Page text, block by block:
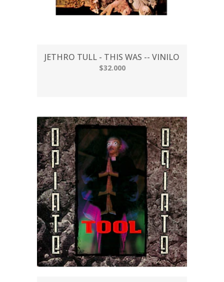
JETHRO TULL - THIS WAS -- VINILO
$32.000